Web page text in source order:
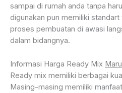
sampai di rumah anda tanpa
digunakan pun memiliki
proses pembuatan di awasi
dalam bidangnya.
Informasi Harga Ready Mix
Ready mix memiliki berbagai
Masing-masing memiliki